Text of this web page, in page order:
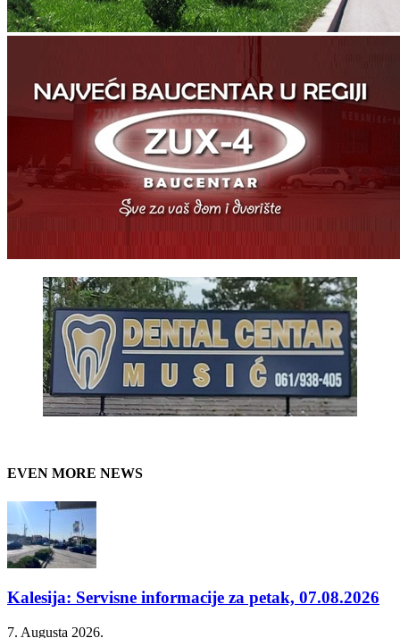
EVEN MORE NEWS
Kalesija: Servisne informacije za petak, 07.08.2026
7. Augusta 2026.